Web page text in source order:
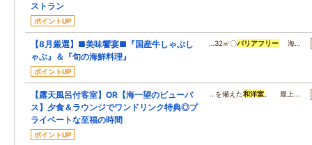
ストラン
ポイントUP
【8月厳選】■美味饗宴■『国産牛しゃぶし
ゃぶ』＆『旬の海鮮料理』
ポイントUP
…32㎡〇バリアフリー 海…
【露天風呂付客室】OR【海一望のビューバ
ス】夕食＆ラウンジでワンドリンク特典◎プ
ライベートな至福の時間
ポイントUP
…を備えた和洋室 。 最上…